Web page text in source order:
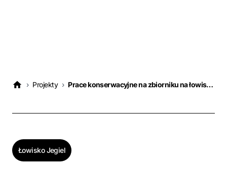
› Projekty › Prace konserwacyjne na zbiorniku na łowisku "Jegiel" w miejscowości Nowa Wieś, Gmina Brańszczyk
Łowisko Jegiel